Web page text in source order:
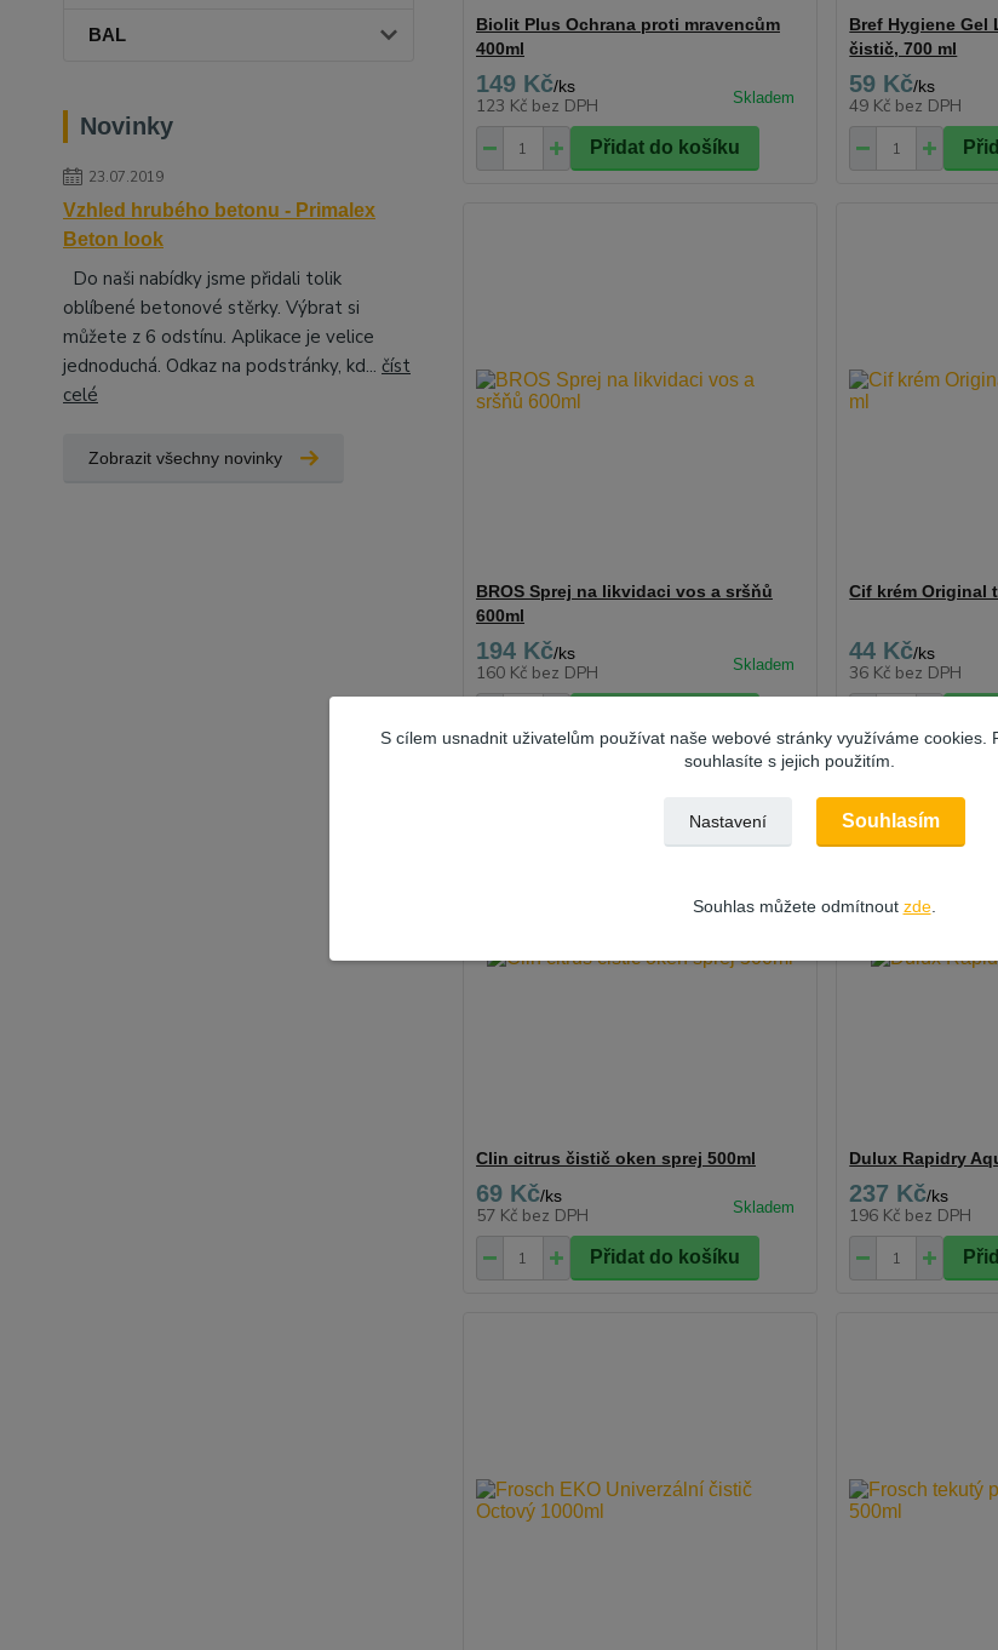
BAL
Novinky
23.07.2019
Vzhled hrubého betonu - Primalex
Beton look
Do naši nabídky jsme přidali tolik
oblíbené betonové stěrky. Výbrat si
můžete z 6 odstínu. Aplikace je velice
jednoduchá. Odkaz na podstránky, kd... číst
celé
Zobrazit všechny novinky
Biolit Plus Ochrana proti mravencům
400ml
149 Kč/ks
123 Kč bez DPH
Přidat do košíku
Bref Hygiene Gel
čistič, 700 ml
59 Kč/ks
49 Kč bez DPH
BROS Sprej na likvidaci vos a sršňů
600ml
194 Kč/ks
160 Kč bez DPH
Cif krém Original
44 Kč/ks
36 Kč bez DPH
Clin citrus čistič oken sprej 500ml
69 Kč/ks
57 Kč bez DPH
Přidat do košíku
Novinka
Dulux Rapidry
237 Kč/ks
196 Kč bez DPH
S cílem usnadnit uživatelům používat naše webové stránky využíváme cookies.
souhlasíte s jejich použitím.
Nastavení Souhlasím
Souhlas můžete odmítnout zde.